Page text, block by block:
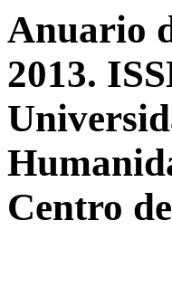
Anuario
2013.
Centro